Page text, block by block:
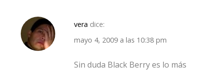
vera dice:
mayo 4, 2009 a las 10:38 pm
Sin duda Black Berry es lo más